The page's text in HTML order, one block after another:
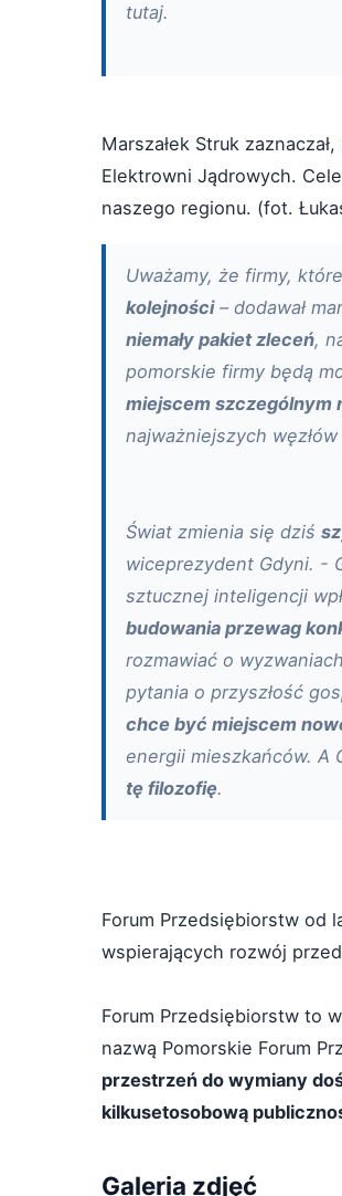
tutaj.
Marszałek Struk
Elektrowni Jądrowych.
naszego regionu. (fot.
Uważamy, że firmy,
kolejności– dodawał
niemały pakiet zleceń,
pomorskie firmy będą
miejscem szczególnym
najważniejszych
Świat zmienia się dziś
wiceprezydent Gdyni. -
sztucznej inteligencji
budowania przewag
rozmawiać o
pytania o przyszłość
chce być miejscem
energii mieszkańców. A
tę filozofię.
Forum Przedsiębiorstw od
wspierających rozwój
Forum Przedsiębiorstw to
nazwą Pomorskie Forum
przestrzeń do wymiany
kilkusetosobową
Galeria zdjęć